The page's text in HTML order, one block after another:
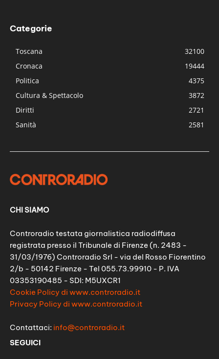
Categorie
Toscana
32100
Cronaca
19444
Politica
4375
Cultura & Spettacolo
3872
Diritti
2721
Sanità
2581
CHI SIAMO
Controradio testata giornalistica radiodiffusa
registrata presso il Tribunale di Firenze (n. 2483 -
31/03/1976) Controradio Srl - via del Rosso Fiorentino
2/b - 50142 Firenze - Tel 055.73.99910 - P. IVA
03353190485 - SDI: M5UXCR1
Cookie Policy di www.controradio.it
Privacy Policy di www.controradio.it
Contattaci: info@controradio.it
SEGUICI